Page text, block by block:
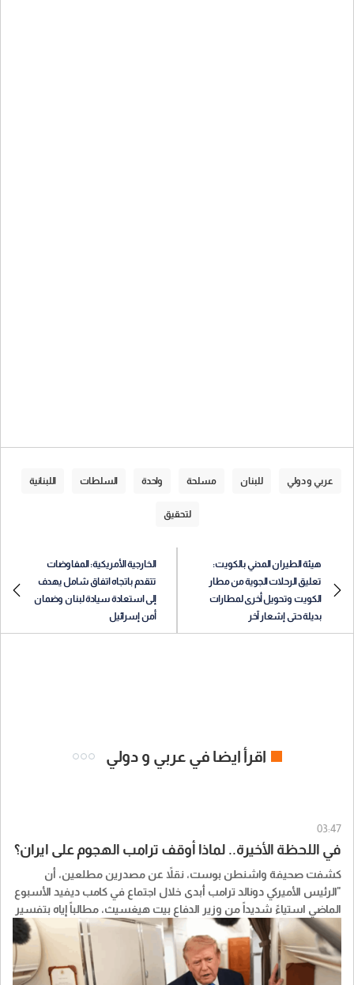
عربي و دولي للبنان مسلحة واحدة السلطات اللبنانية
لتحقيق
هيئة الطيران المدني بالكويت:
تعليق الرحلات الجوية من مطار
الكويت وتحويل أخرى لمطارات
بديلة حتى إشعار آخر
الخارجية الأمريكية: المفاوضات
تتقدم باتجاه اتفاق شامل يهدف
إلى استعادة سيادة لبنان وضمان
أمن إسرائيل
اقرأ ايضا في عربي و دولي
03:47
في اللحظة الأخيرة.. لماذا أوقف ترامب الهجوم على ايران؟
كشفت صحيفة واشنطن بوست، نقلاً عن مصدرين مطلعين، أن
"الرئيس الأميركي دونالد ترامب أبدى خلال اجتماع في كامب ديفيد الأسبوع
الماضي استياءً شديداً من وزير الدفاع بيت هيغسيث، مطالباً إياه بتفسير
بشأن ما وصفه بتضليله حول النقص الحاد في الذخائر الأميركية، والذي
بات يقيّد الخيارات العسكرية المتاحة ضد إيران".